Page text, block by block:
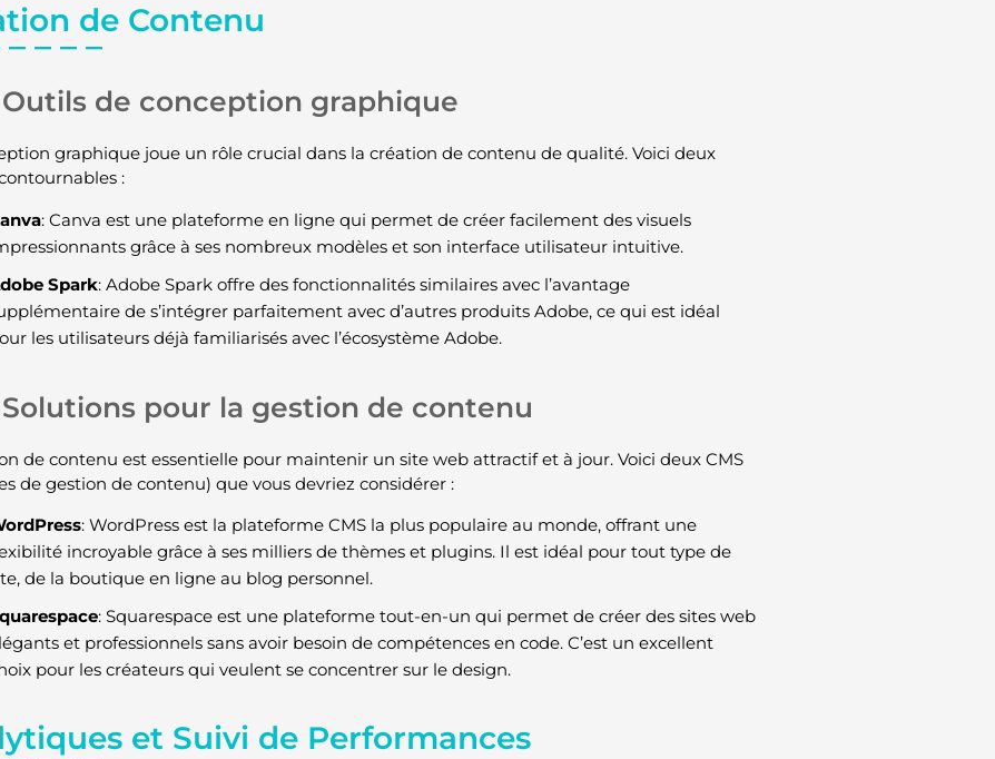
de Contenu
Outils de conception graphique
graphique joue un rôle crucial dans la création de contenu de qualité. Voici deux
:
: Canva est une plateforme en ligne qui permet de créer facilement des visuels
grâce à ses nombreux modèles et son interface utilisateur intuitive.
Spark: Adobe Spark offre des fonctionnalités similaires avec l’avantage
de s’intégrer parfaitement avec d’autres produits Adobe, ce qui est idéal
les utilisateurs déjà familiarisés avec l’écosystème Adobe.
Solutions pour la gestion de contenu
de contenu est essentielle pour maintenir un site web attractif et à jour. Voici deux CMS
de gestion de contenu) que vous devriez considérer :
: WordPress est la plateforme CMS la plus populaire au monde, offrant une
incroyable grâce à ses milliers de thèmes et plugins. Il est idéal pour tout type de
de la boutique en ligne au blog personnel.
: Squarespace est une plateforme tout-en-un qui permet de créer des sites web
et professionnels sans avoir besoin de compétences en code. C’est un excellent
pour les créateurs qui veulent se concentrer sur le design.
et Suivi de Performances